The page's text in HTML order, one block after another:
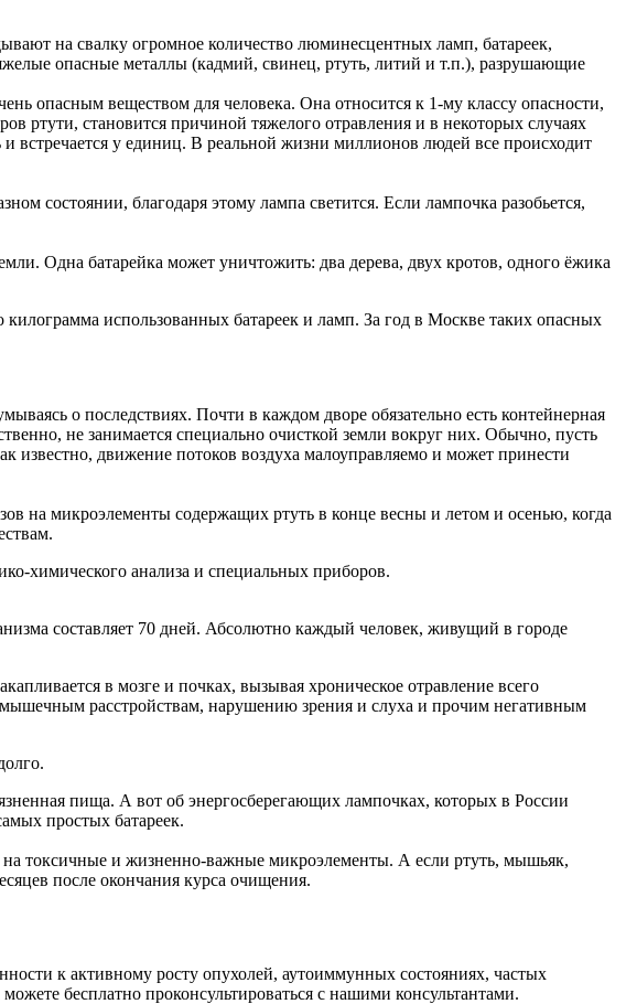
на свалку огромное количество люминесцентных ламп, батареек,
опасные металлы (кадмий, свинец, ртуть, литий и т.п.), разрушающие
опасным веществом для человека. Она относится к 1-му классу опасности,
ртути, становится причиной тяжелого отравления и в некоторых случаях
встречается у единиц. В реальной жизни миллионов людей все происходит
состоянии, благодаря этому лампа светится. Если лампочка разобьется,
Одна батарейка может уничтожить: два дерева, двух кротов, одного ёжика
использованных батареек и ламп. За год в Москве таких опасных
о последствиях. Почти в каждом дворе обязательно есть контейнерная
не занимается специально очисткой земли вокруг них. Обычно, пусть
движение потоков воздуха малоуправляемо и может принести
на микроэлементы содержащих ртуть в конце весны и летом и осенью, когда
химического анализа и специальных приборов.
составляет 70 дней. Абсолютно каждый человек, живущий в городе
в мозге и почках, вызывая хроническое отравление всего
расстройствам, нарушению зрения и слуха и прочим негативным
пища. А вот об энергосберегающих лампочках, которых в России
простых батареек.
на токсичные и жизненно-важные микроэлементы. А если ртуть, мышьяк,
после окончания курса очищения.
к активному росту опухолей, аутоиммунных состояниях, частых
бесплатно проконсультироваться с нашими консультантами.